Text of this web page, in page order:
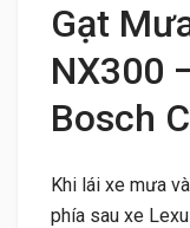
Gạt
NX300
Bosch
Khi lái xe mưa
phía sau xe